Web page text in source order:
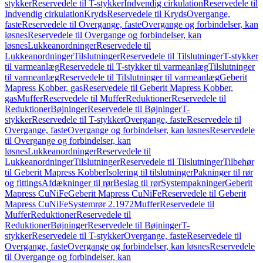
stykkerReservedele til T-stykkerIndvendig cirkulationReservedele til
Indvendig cirkulationKrydsReservedele til KrydsOvergange,
fasteReservedele til Overgange, fasteOvergange og forbindelser, kan
løsnesReservedele til Overgange og forbindelser, kan
løsnesLukkeanordningerReservedele til
LukkeanordningerTilslutningerReservedele til TilslutningerT-stykker
til varmeanlægReservedele til T-stykker til varmeanlægTilslutninger
til varmeanlægReservedele til Tilslutninger til varmeanlægGeberit
Mapress Kobber, gasReservedele til Geberit Mapress Kobber,
gasMufferReservedele til MufferReduktionerReservedele til
ReduktionerBøjningerReservedele til BøjningerT-
stykkerReservedele til T-stykkerOvergange, fasteReservedele til
Overgange, fasteOvergange og forbindelser, kan løsnesReservedele
til Overgange og forbindelser, kan
løsnesLukkeanordningerReservedele til
LukkeanordningerTilslutningerReservedele til TilslutningerTilbehør
til Geberit Mapress KobberIsolering til tilslutningerPakninger til rør
og fittingsAfdækninger til rørBeslag til rørSystempakningerGeberit
Mapress CuNiFeGeberit Mapress CuNiFeReservedele til Geberit
Mapress CuNiFeSystemrør 2.1972MufferReservedele til
MufferReduktionerReservedele til
ReduktionerBøjningerReservedele til BøjningerT-
stykkerReservedele til T-stykkerOvergange, fasteReservedele til
Overgange, fasteOvergange og forbindelser, kan løsnesReservedele
til Overgange og forbindelser, kan